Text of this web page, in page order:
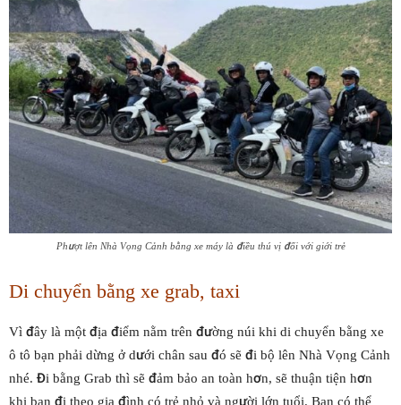
Phượt lên Nhà Vọng Cảnh bằng xe máy là điều thú vị đối với giới trẻ
Di chuyển bằng xe grab, taxi
Vì đây là một địa điểm nằm trên đường núi khi di chuyển bằng xe
ô tô bạn phải dừng ở dưới chân sau đó sẽ đi bộ lên Nhà Vọng Cảnh
nhé. Đi bằng Grab thì sẽ đảm bảo an toàn hơn, sẽ thuận tiện hơn
khi bạn đi theo gia đình có trẻ nhỏ và người lớn tuổi. Bạn có thể